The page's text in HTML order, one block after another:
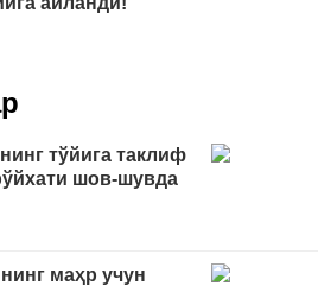
тўйига таклиф
шов-шувда
маҳр учун